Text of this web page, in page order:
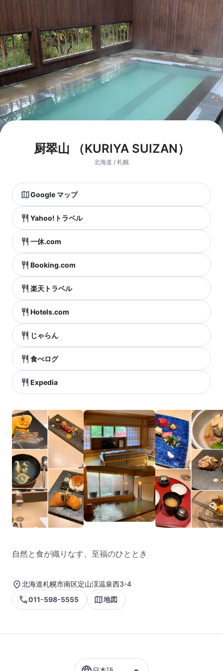
厨翠山 （KURIYA SUIZAN）
北海道 / 札幌
Google マップ
Yahoo!トラベル
一休.com
Booking.com
楽天トラベル
Hotels.com
じゃらん
食べログ
Expedia
自然と食が織りなす、至福のひととき
北海道札幌市南区定山渓温泉西3-4
011-598-5555
地図